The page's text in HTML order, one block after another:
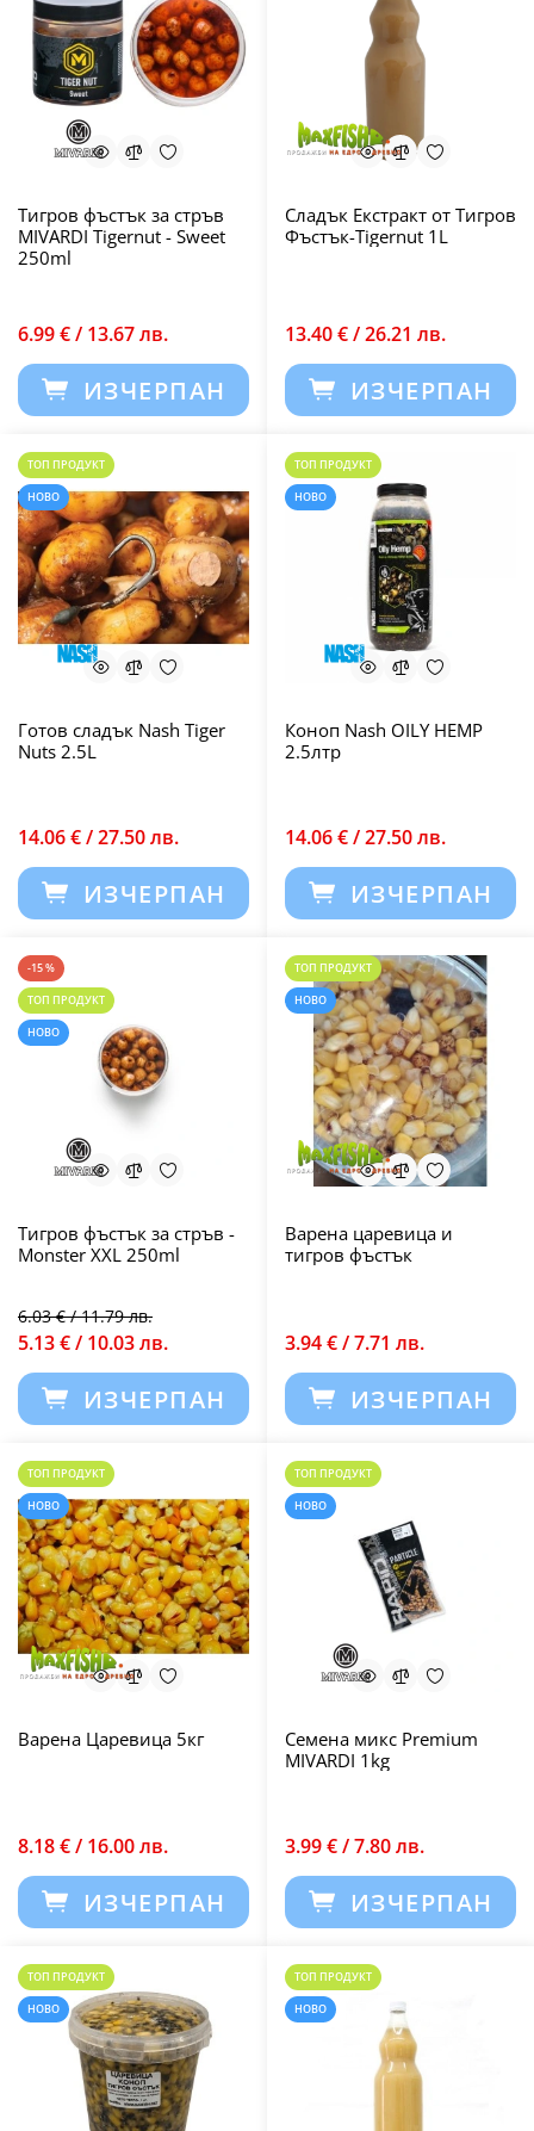
Тигров фъстък за стръв
MIVARDI Tigernut - Sweet
250ml
6.99 € / 13.67 лв.
ИЗЧЕРПАН
Сладък Екстракт от Тигров
Фъстък-Tigernut 1L
13.40 € / 26.21 лв.
ИЗЧЕРПАН
ТОП ПРОДУКТ
НОВО
Готов сладък Nash Tiger
Nuts 2.5L
14.06 € / 27.50 лв.
ИЗЧЕРПАН
ТОП ПРОДУКТ
НОВО
Коноп Nash OILY HEMP
2.5лтр
14.06 € / 27.50 лв.
ИЗЧЕРПАН
-15 %
ТОП ПРОДУКТ
НОВО
Тигров фъстък за стръв -
Monster XXL 250ml
6.03 € / 11.79 лв.
5.13 € / 10.03 лв.
ИЗЧЕРПАН
ТОП ПРОДУКТ
НОВО
Варена царевица и
тигров фъстък
3.94 € / 7.71 лв.
ИЗЧЕРПАН
ТОП ПРОДУКТ
НОВО
Варена Царевица 5кг
8.18 € / 16.00 лв.
ИЗЧЕРПАН
ТОП ПРОДУКТ
НОВО
Семена микс Premium
MIVARDI 1kg
3.99 € / 7.80 лв.
ИЗЧЕРПАН
ТОП ПРОДУКТ
НОВО
ТОП ПРОДУКТ
НОВО